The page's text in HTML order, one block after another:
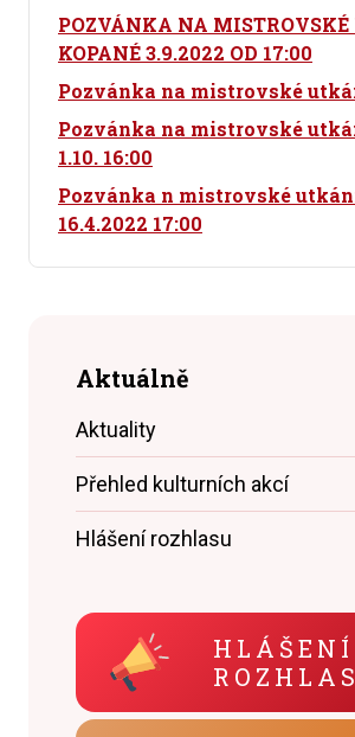
POZVÁNKA NA
KOPANÉ 3.9.2022 OD 17:00
Pozvánka na mistrovské
Pozvánka na mistrovské
1.10. 16:00
Pozvánka n mistrovské
16.4.2022 17:00
Aktuálně
Aktuality
Přehled kulturních akcí
Hlášení rozhlasu
HLÁŠENÍ